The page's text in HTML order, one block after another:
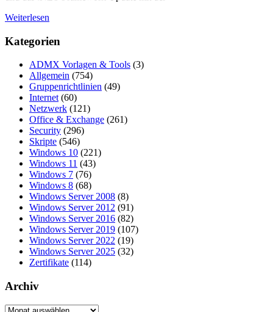
Weiterlesen
Kategorien
ADMX Vorlagen & Tools (3)
Allgemein (754)
Gruppenrichtlinien (49)
Internet(60)
Netzwerk (121)
Office & Exchange (261)
Security (296)
Skripte (546)
Windows 10 (221)
Windows 11 (43)
Windows 7 (76)
Windows 8 (68)
Windows Server 2008 (8)
Windows Server 2012 (91)
Windows Server 2016 (82)
Windows Server 2019 (107)
Windows Server 2022 (19)
Windows Server 2025 (32)
Zertifikate (114)
Archiv
Archiv